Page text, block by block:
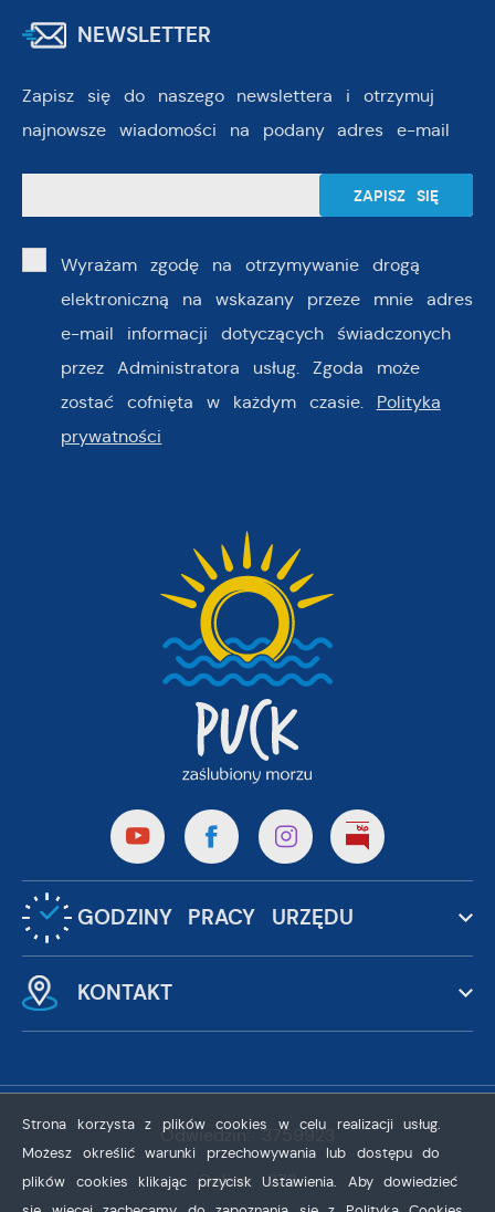
NEWSLETTER
Zapisz się do naszego newslettera i otrzymuj
najnowsze wiadomości na podany adres e-mail
Wyrażam zgodę na otrzymywanie drogą
elektroniczną na wskazany przeze mnie adres
e-mail informacji dotyczących świadczonych
przez Administratora usług. Zgoda może
zostać cofnięta w każdym czasie. Polityka
prywatności
GODZINY PRACY URZĘDU
KONTAKT
Odwiedzin: 3759923
Online: 272
Strona korzysta z plików cookies w celu realizacji usług.
Możesz określić warunki przechowywania lub dostępu do
plików cookies klikając przycisk Ustawienia. Aby dowiedzieć